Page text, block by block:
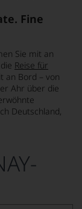
Fine
Sie mit an
Reise für
an Bord – von
Ahr über die
Deutschland,